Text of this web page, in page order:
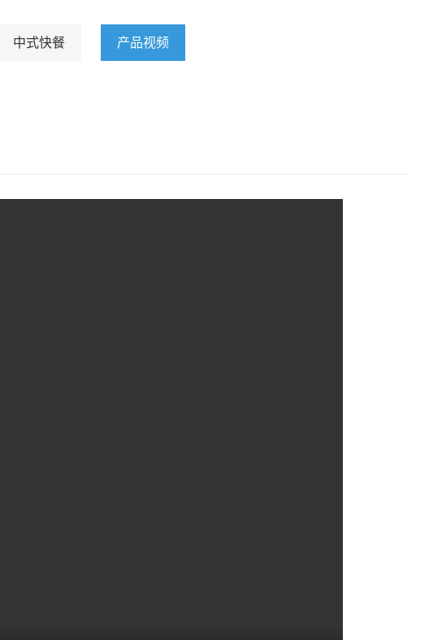
中式快餐 产品视频